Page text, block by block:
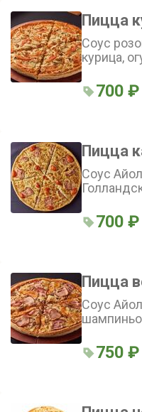
Пицца
Соус
курица,
700 ₽
Пицца
Соус
700 ₽
Пицца
Соус
орегано
750 ₽